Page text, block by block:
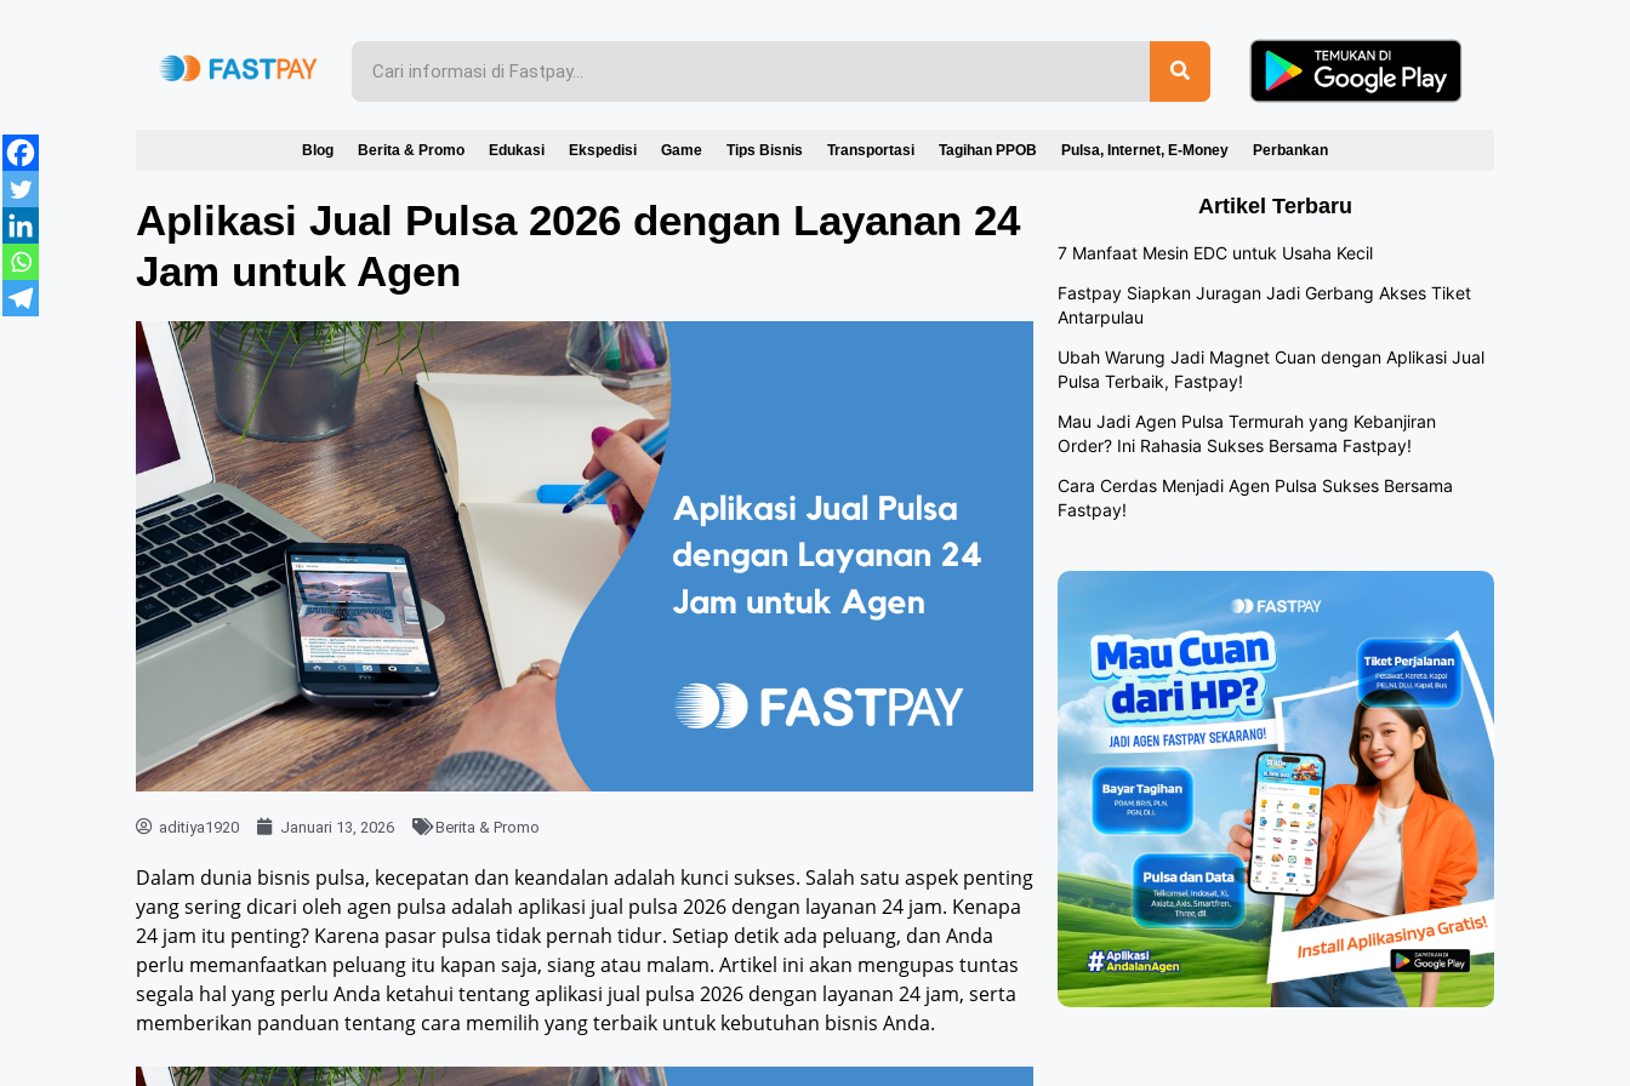
Blog Berita & Promo Edukasi Ekspedisi Game Tips Bisnis Transportasi Tagihan PPOB Pulsa, Internet, E-Money Perbankan
Aplikasi Jual Pulsa 2026 dengan Layanan 24
Jam untuk Agen
aditiya1920 Januari 13, 2026 Berita & Promo
Dalam dunia bisnis pulsa, kecepatan dan keandalan adalah kunci sukses. Salah satu aspek penting
yang sering dicari oleh agen pulsa adalah aplikasi jual pulsa 2026 dengan layanan 24 jam. Kenapa
24 jam itu penting? Karena pasar pulsa tidak pernah tidur. Setiap detik ada peluang, dan Anda
perlu memanfaatkan peluang itu kapan saja, siang atau malam. Artikel ini akan mengupas tuntas
segala hal yang perlu Anda ketahui tentang aplikasi jual pulsa 2026 dengan layanan 24 jam, serta
memberikan panduan tentang cara memilih yang terbaik untuk kebutuhan bisnis Anda.
Artikel Terbaru
7 Manfaat Mesin EDC untuk Usaha Kecil
Fastpay Siapkan Juragan Jadi Gerbang Akses Tiket
Antarpulau
Ubah Warung Jadi Magnet Cuan dengan Aplikasi Jual
Pulsa Terbaik, Fastpay!
Mau Jadi Agen Pulsa Termurah yang Kebanjiran
Order? Ini Rahasia Sukses Bersama Fastpay!
Cara Cerdas Menjadi Agen Pulsa Sukses Bersama
Fastpay!